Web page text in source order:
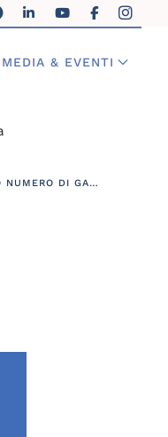
MEDIA & EVENTI
E' USCITO IL QUINTO NUMERO DI GARRNEWS